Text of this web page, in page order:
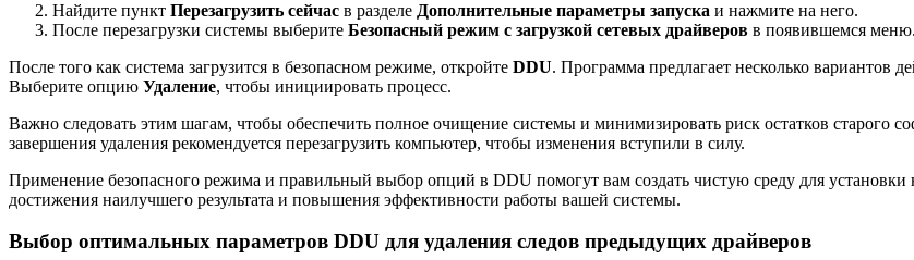
Найдите пункт Перезагрузить сейчас в разделе Дополнительные параметры запуска и нажмите на него.
После перезагрузки системы выберите Безопасный режим с загрузкой сетевых драйверов в появившемся меню.
После того как система загрузится в безопасном режиме, откройте DDU. Программа предлагает несколько вариантов
Выберите опцию Удаление, чтобы инициировать процесс.
Важно следовать этим шагам, чтобы обеспечить полное очищение системы и минимизировать риск остатков старого
завершения удаления рекомендуется перезагрузить компьютер, чтобы изменения вступили в силу.
Применение безопасного режима и правильный выбор опций в DDU помогут вам создать чистую среду для
достижения наилучшего результата и повышения эффективности работы вашей системы.
Выбор оптимальных параметров DDU для удаления следов предыдущих драйверов